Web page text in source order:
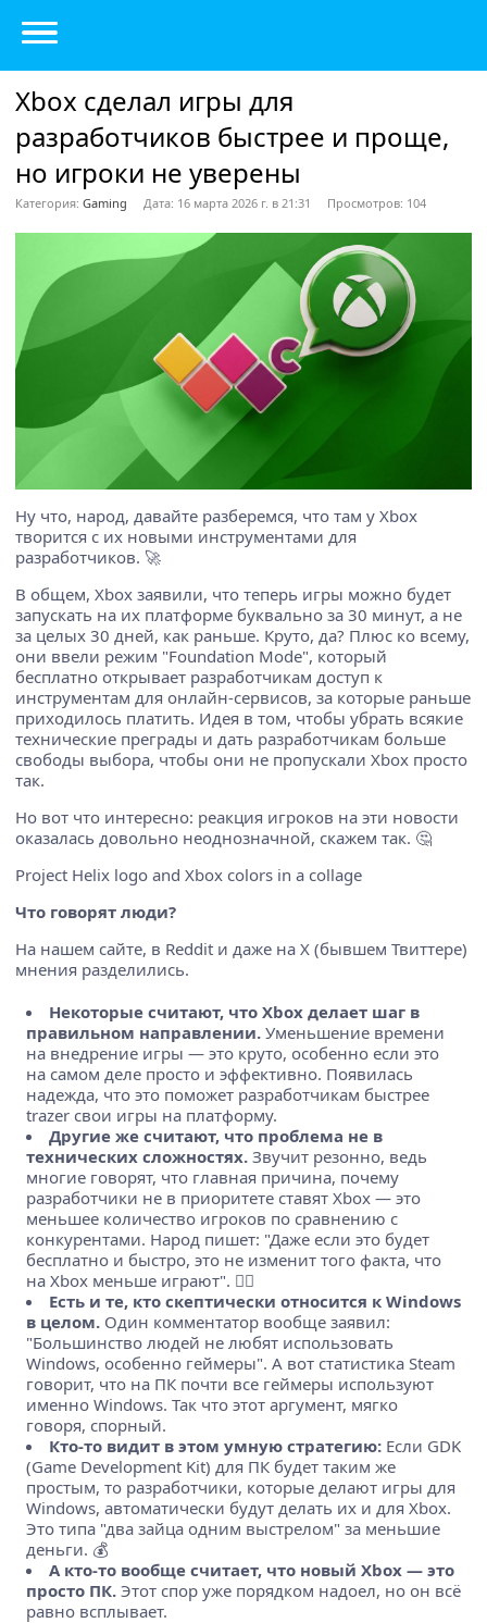
Xbox сделал игры для
разработчиков быстрее и проще,
но игроки не уверены
Категория: Gaming Дата: 16 марта 2026 г. в 21:31 Просмотров: 104
Ну что, народ, давайте разберемся, что там у Xbox
творится с их новыми инструментами для
разработчиков. 🚀
В общем, Xbox заявили, что теперь игры можно будет
запускать на их платформе буквально за 30 минут, а не
за целых 30 дней, как раньше. Круто, да? Плюс ко всему,
они ввели режим "Foundation Mode", который
бесплатно открывает разработчикам доступ к
инструментам для онлайн-сервисов, за которые раньше
приходилось платить. Идея в том, чтобы убрать всякие
технические преграды и дать разработчикам больше
свободы выбора, чтобы они не пропускали Xbox просто
так.
Но вот что интересно: реакция игроков на эти новости
оказалась довольно неоднозначной, скажем так. 🤔
Project Helix logo and Xbox colors in a collage
Что говорят люди?
На нашем сайте, в Reddit и даже на X (бывшем Твиттере)
мнения разделились.
Некоторые считают, что Xbox делает шаг в
правильном направлении. Уменьшение времени
на внедрение игры — это круто, особенно если это
на самом деле просто и эффективно. Появилась
надежда, что это поможет разработчикам быстрее
trazer свои игры на платформу.
Другие же считают, что проблема не в
технических сложностях. Звучит резонно, ведь
многие говорят, что главная причина, почему
разработчики не в приоритете ставят Xbox — это
меньшее количество игроков по сравнению с
конкурентами. Народ пишет: "Даже если это будет
бесплатно и быстро, это не изменит того факта, что
на Xbox меньше играют". 🤷‍♂️
Есть и те, кто скептически относится к Windows
в целом. Один комментатор вообще заявил:
"Большинство людей не любят использовать
Windows, особенно геймеры". А вот статистика Steam
говорит, что на ПК почти все геймеры используют
именно Windows. Так что этот аргумент, мягко
говоря, спорный.
Кто-то видит в этом умную стратегию: Если GDK
(Game Development Kit) для ПК будет таким же
простым, то разработчики, которые делают игры для
Windows, автоматически будут делать их и для Xbox.
Это типа "два зайца одним выстрелом" за меньшие
деньги. 💰
А кто-то вообще считает, что новый Xbox — это
просто ПК. Этот спор уже порядком надоел, но он всё
равно всплывает.